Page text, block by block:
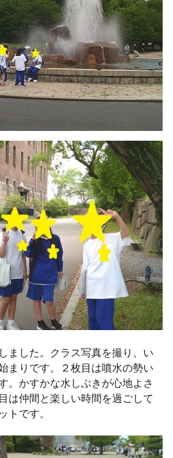
ました。クラス写真を撮り、い
まりです。２枚目は噴水の勢い
。かすかな水しぶきが心地よさ
は仲間と楽しい時間を過ごして
トです。